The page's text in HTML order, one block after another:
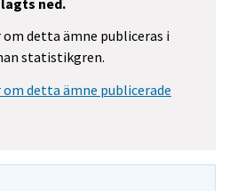
detta ämne publiceras i
statistikgren.
detta ämne publicerade